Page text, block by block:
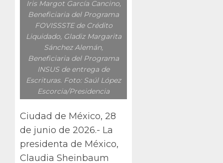
Iris Margot García Cancino,
Beneficiaria del Programa
FOVISSSTE de Crédito
Liquidado, Gladiz Margarita
Sánchez Alemán,
Beneficiaria del Programa
INSUS de entrega de
Escrituras. Foto: Saúl López
Escorcia/Presidencia
Ciudad de México, 28
de junio de 2026.- La
presidenta de México,
Claudia Sheinbaum